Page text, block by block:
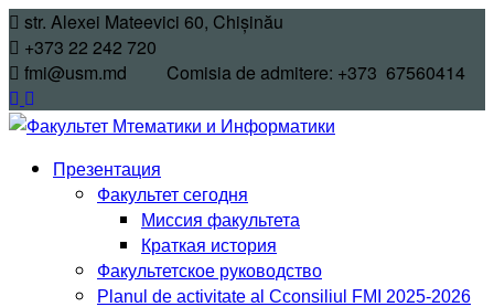
str. Alexei Mateevici 60, Chișinău
+373 22 242 720
fmi@usm.md Comisia de admitere: +373 67560414
Презентация
Факультет сегодня
Миссия факультета
Краткая история
Факультетское руководство
Planul de activitate al Cconsiliul FMI 2025-2026